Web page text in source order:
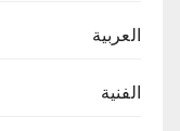
العربية
الفنية